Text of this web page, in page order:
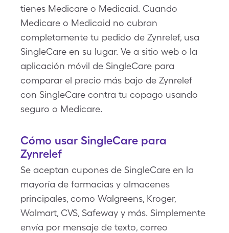
tienes Medicare o Medicaid. Cuando
Medicare o Medicaid no cubran
completamente tu pedido de Zynrelef, usa
SingleCare en su lugar. Ve a sitio web o la
aplicación móvil de SingleCare para
comparar el precio más bajo de Zynrelef
con SingleCare contra tu copago usando
seguro o Medicare.
Cómo usar SingleCare para
Zynrelef
Se aceptan cupones de SingleCare en la
mayoría de farmacias y almacenes
principales, como Walgreens, Kroger,
Walmart, CVS, Safeway y más. Simplemente
envía por mensaje de texto, correo